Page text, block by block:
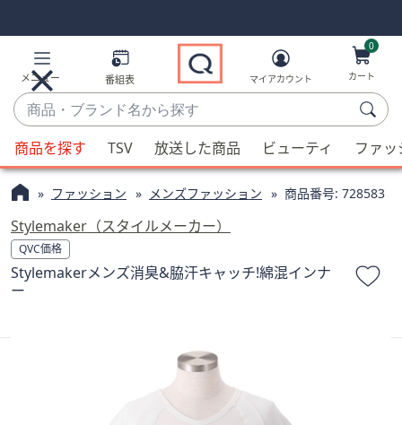
Links
Links2
メニュー 番組表
商
品・
ブ
ラ
ン
名
か
ら
探
候
補
が
利
用
可
能
な
マイアカウント
0
カート
商品を探す TSV 放送した商品 ビューティ ファ
ファッション メンズファッション 商品番号: 728583
Stylemaker（スタイルメーカー）
QVC価格
Stylemakerメンズ消臭&脇汗キャッチ!綿混インナ
ー